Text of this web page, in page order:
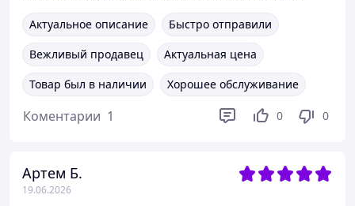
Актуальное описание
Быстро отправили
Вежливый продавец
Актуальная цена
Товар был в наличии
Хорошее обслуживание
Коментарии 1 0 0
Артем Б.
19.06.2026